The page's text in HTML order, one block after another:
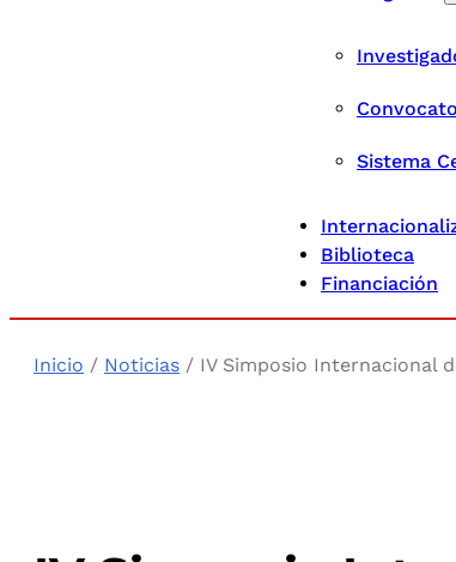
Sistema
Biblioteca
Financiación
Inicio / Noticias / IV Simposio Internacional